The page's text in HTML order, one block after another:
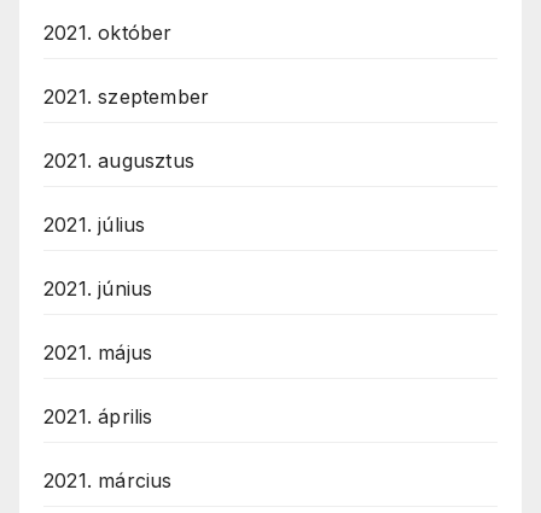
2021. október
2021. szeptember
2021. augusztus
2021. július
2021. június
2021. május
2021. április
2021. március